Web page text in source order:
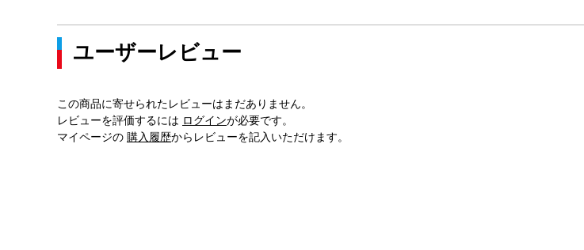
ユーザーレビュー
この商品に寄せられたレビューはまだありません。
レビューを評価するには ログインが必要です。
マイページの 購入履歴からレビューを記入いただけます。